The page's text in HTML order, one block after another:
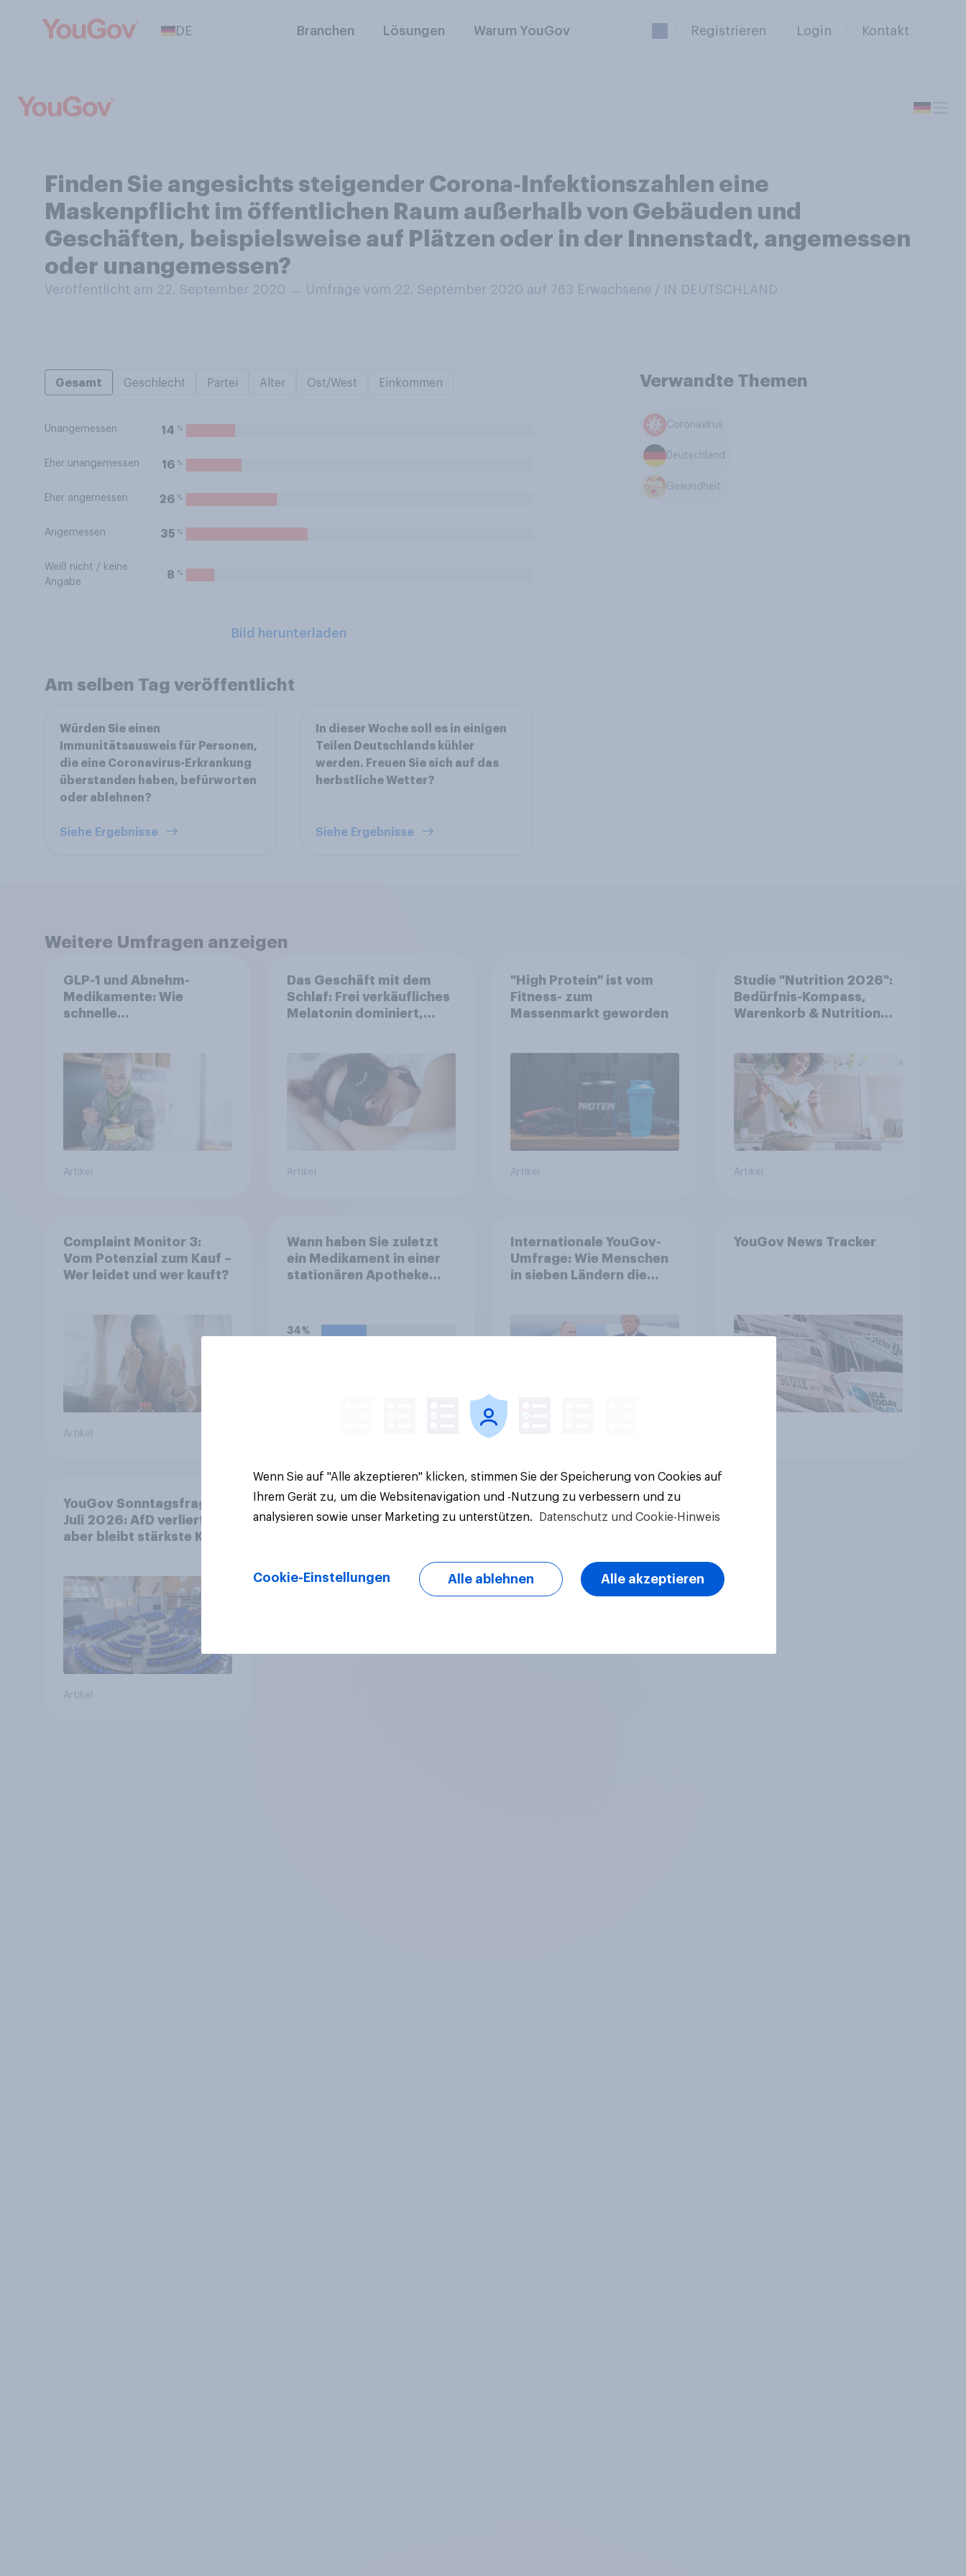
DE Branchen Lösungen Warum YouGov Registrieren Login Kontakt
Finden Sie angesichts steigender Corona‑Infektionszahlen eine
Maskenpflicht im öffentlichen Raum außerhalb von Gebäuden und
Geschäften, beispielsweise auf Plätzen oder in der Innenstadt, angemessen
oder unangemessen?
Veröffentlicht am 22. September 2020 → Umfrage vom 22. September 2020 auf 763 Erwachsene / IN DEUTSCHLAND
Gesamt Geschlecht Partei Alter Ost/West Einkommen
Unangemessen 14 %
Eher unangemessen 16 %
Eher angemessen 26 %
Angemessen 35 %
Weiß nicht / keine
Angabe
8 %
Bild herunterladen
Verwandte Themen
Coronavirus
Deutschland
Gesundheit
Am selben Tag veröffentlicht
Würden Sie einen
Immunitätsausweis für Personen,
die eine Coronavirus-Erkrankung
überstanden haben, befürworten
oder ablehnen?
Siehe Ergebnisse
In dieser Woche soll es in einigen
Teilen Deutschlands kühler
werden. Freuen Sie sich auf das
herbstliche Wetter?
Siehe Ergebnisse
Weitere Umfragen anzeigen
GLP-1 und Abnehm-
Medikamente: Wie
schnelle
umgestalten
Artikel
Das Geschäft mit dem
Schlaf: Frei verkäufliches
Melatonin dominiert,
Wachstumspotenzial
Artikel
"High Protein" ist vom
Fitness- zum
Massenmarkt geworden
Artikel
Studie "Nutrition 2026":
Bedürfnis-Kompass,
Warenkorb & Nutrition
Artikel
Complaint Monitor 3:
Vom Potenzial zum Kauf –
Wer leidet und wer kauft?
Artikel
Wann haben Sie zuletzt
ein Medikament in einer
stationären Apotheke
34%
Internationale YouGov-
Umfrage: Wie Menschen
in sieben Ländern die
Bedrohungen und
YouGov News Tracker
YouGov Sonntagsfrage
Juli 2026: AfD verliert,
aber bleibt stärkste Kraft
Bevölkerung
Artikel
Wenn Sie auf "Alle akzeptieren" klicken, stimmen Sie der Speicherung von Cookies auf
Ihrem Gerät zu, um die Websitenavigation und -Nutzung zu verbessern und zu
analysieren sowie unser Marketing zu unterstützen.
Datenschutz und Cookie-Hinweis
Cookie-Einstellungen Alle ablehnen Alle akzeptieren